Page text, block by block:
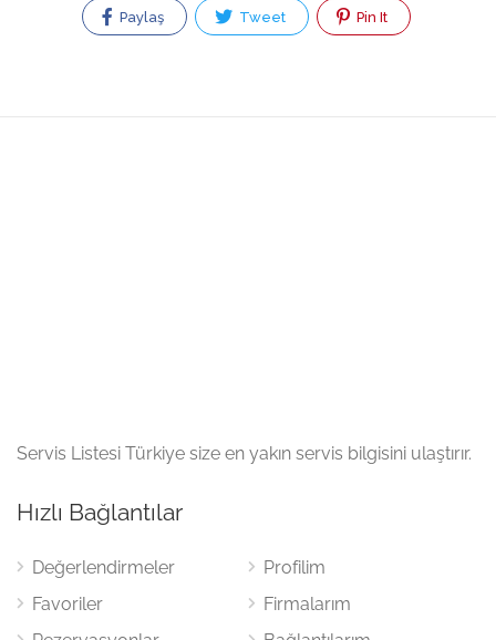
Paylaş Tweet Pin It
Servis Listesi Türkiye size en yakın servis bilgisini ulaştırır.
Hızlı Bağlantılar
Değerlendirmeler
Favoriler
Profilim
Firmalarım